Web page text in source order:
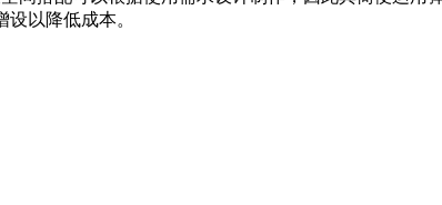
以降低成本。